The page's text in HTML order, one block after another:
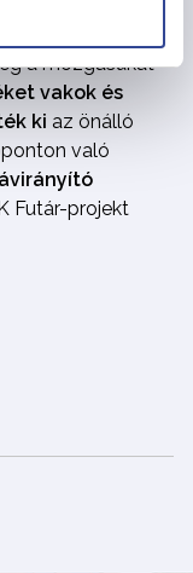
a mozgásukat
vakok és
ki az önálló
való
Futár-projekt